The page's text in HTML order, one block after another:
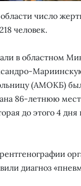
число
человек.
в областном
(АМОКБ)
86-летнюю
до этого 4 дня
диагноз